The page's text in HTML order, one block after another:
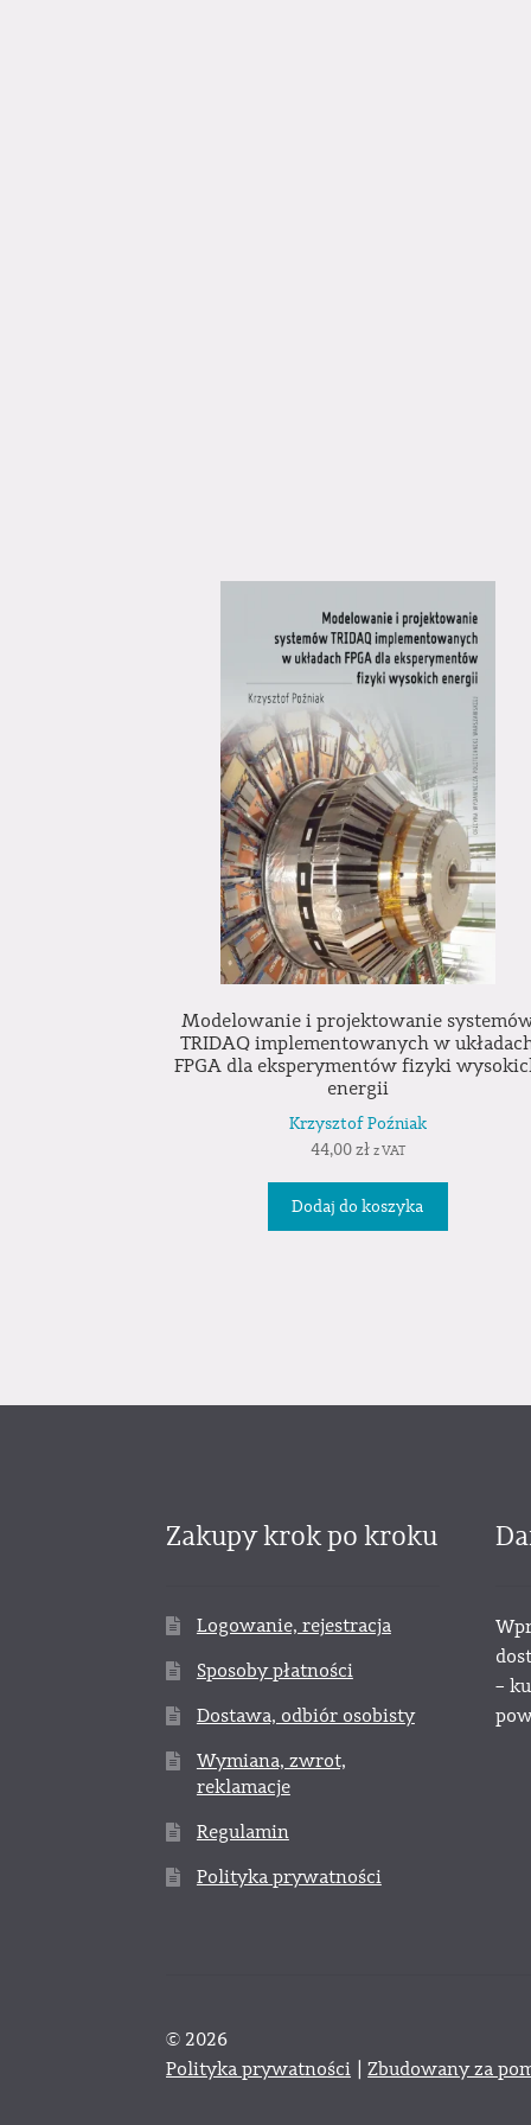
Modelowanie i projektowanie
TRIDAQ implementowanych w
FPGA dla eksperymentów fizyki
energii
Krzysztof Poźniak
44,00zł z VAT
Dodaj do koszyka
Zakupy krok po kroku
Logowanie, rejestracja
Sposoby płatności
Dostawa, odbiór osobisty
Wymiana, zwrot,
reklamacje
Regulamin
Polityka prywatności
–
© 2026
Polityka prywatności
Zbudowany za